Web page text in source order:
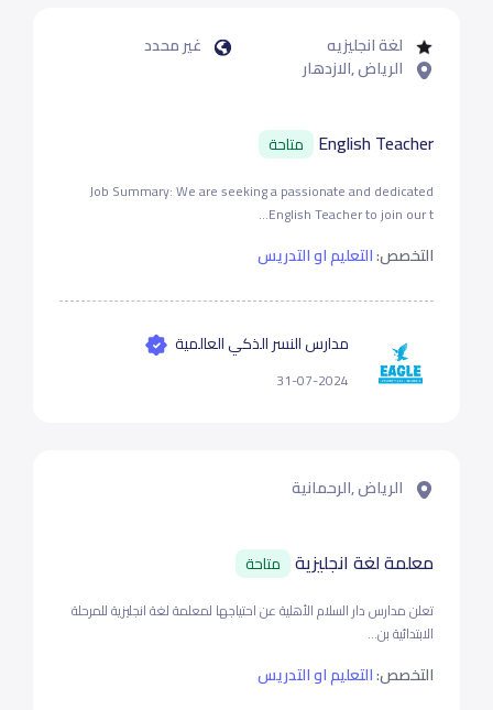
لغة انجليزيه
غير محدد
الرياض ,الازدهار
English Teacher متاحة
Job Summary: We are seeking a passionate and dedicated
English Teacher to join our t...
التخصص:التعليم او التدريس
مدارس النسر الذكي العالمية
31-07-2024
الرياض ,الرحمانية
معلمة لغة انجليزية متاحة
تعلن مدارس دار السلام الأهلية عن احتياجها لمعلمة لغة انجليزية للمرحلة
الابتدائية بن...
التخصص:التعليم او التدريس